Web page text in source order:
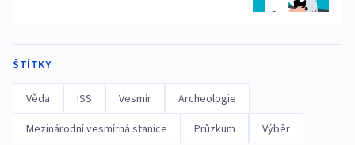
ŠTÍTKY
Věda ISS Vesmír Archeologie
Mezinárodní vesmírná stanice Průzkum Výběr